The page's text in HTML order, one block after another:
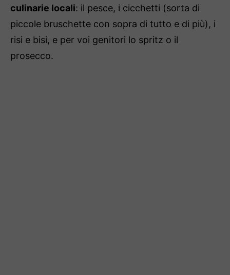
culinarie locali: il pesce, i cicchetti (sorta di
piccole bruschette con sopra di tutto e di più), i
risi e bisi, e per voi genitori lo spritz o il
prosecco.